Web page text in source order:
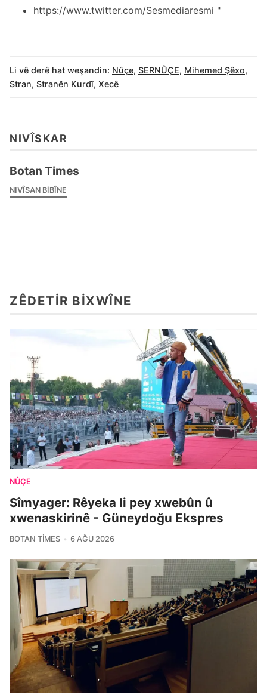
https://www.twitter.com/Sesmediaresmi "
Li vê derê hat weşandin: Nûçe, SERNÛÇE, Mihemed Şêxo,
Stran, Stranên Kurdî, Xecê
NIVÎSKAR
Botan Times
NIVÎSAN BIBÎNE
ZÊDETIR BIXWÎNE
NÛÇE
Sîmyager: Rêyeka li pey xwebûn û
xwenaskirinê - Güneydoğu Ekspres
BOTAN TIMES 6 AĞU 2026